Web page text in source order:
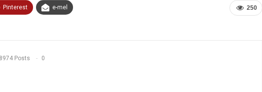
250
Pinterest e-mel
8974 Posts 0